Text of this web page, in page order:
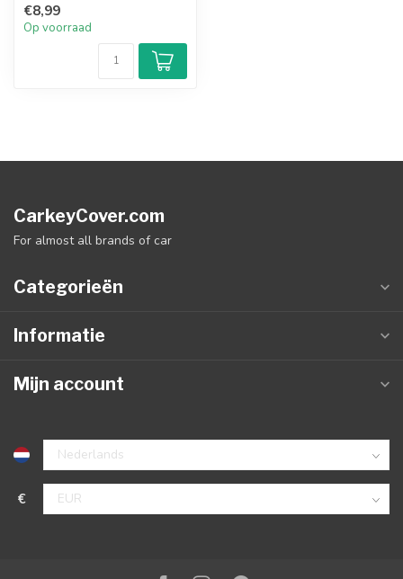
€8,99
Op voorraad
CarkeyCover.com
For almost all brands of car
Categorieën
Informatie
Mijn account
€